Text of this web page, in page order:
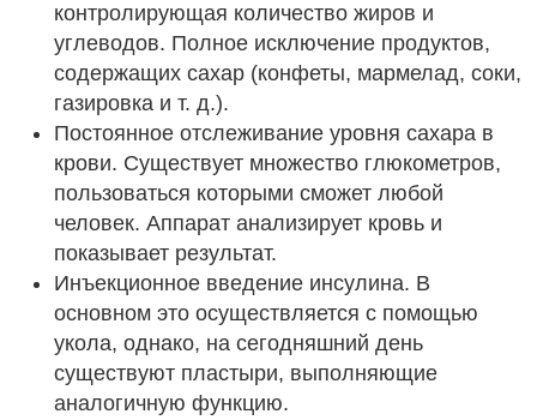
контролирующая количество жиров и
углеводов. Полное исключение продуктов,
содержащих сахар (конфеты, мармелад, соки,
газировка и т. д.).
Постоянное отслеживание уровня сахара в
крови. Существует множество глюкометров,
пользоваться которыми сможет любой
человек. Аппарат анализирует кровь и
показывает результат.
Инъекционное введение инсулина. В
основном это осуществляется с помощью
укола, однако, на сегодняшний день
существуют пластыри, выполняющие
аналогичную функцию.